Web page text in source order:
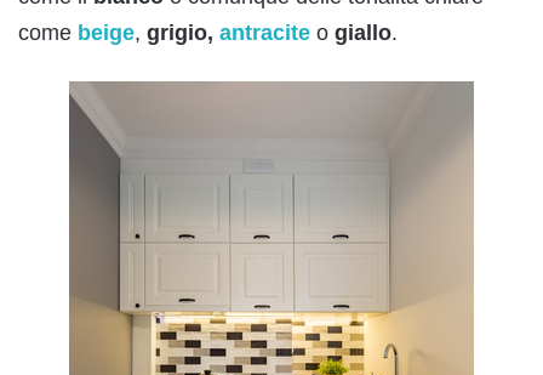
come beige, grigio, antracite o giallo.